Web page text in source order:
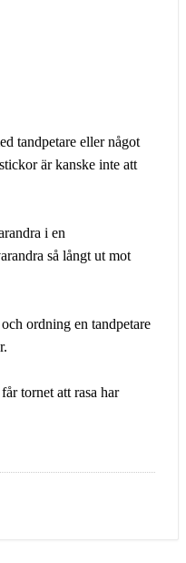
tandpetare eller något
är kanske inte att
i en
så långt ut mot
ordning en tandpetare
tornet att rasa har